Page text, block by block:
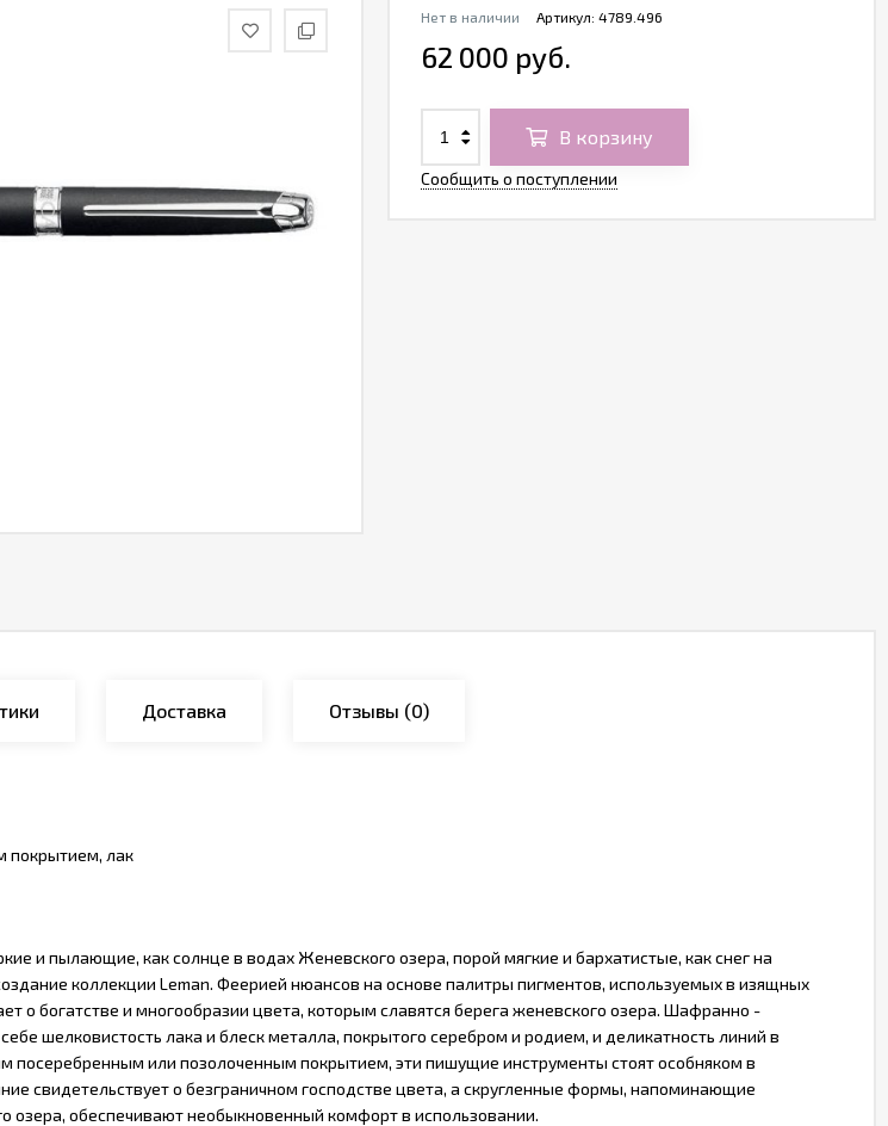
Артикул:4789.496
Нет в наличии
62 000 руб.
В корзину
Сообщить о поступлении
Доставка Отзывы (0)
покрытием, лак
и пылающие, как солнце в водах Женевского озера, порой мягкие и бархатистые, как снег на
коллекции Leman. Феерией нюансов на основе палитры пигментов, используемых в изящных
о богатстве и многообразии цвета, которым славятся берега женевского озера. Шафранно -
шелковистость лака и блеск металла, покрытого серебром и родием, и деликатность линий в
посеребренным или позолоченным покрытием, эти пишущие инструменты стоят особняком в
свидетельствует о безграничном господстве цвета, а скругленные формы, напоминающие
озера, обеспечивают необыкновенный комфорт в использовании.